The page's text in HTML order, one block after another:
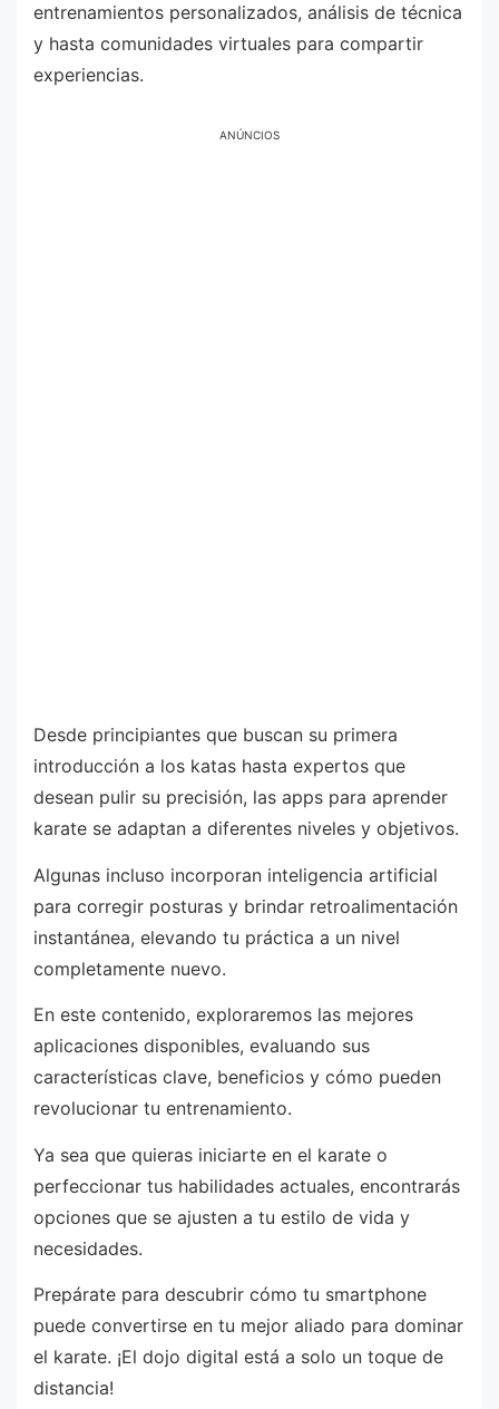
entrenamientos personalizados, análisis de técnica
y hasta comunidades virtuales para compartir
experiencias.
ANÚNCIOS
Desde principiantes que buscan su primera
introducción a los katas hasta expertos que
desean pulir su precisión, las apps para aprender
karate se adaptan a diferentes niveles y objetivos.
Algunas incluso incorporan inteligencia artificial
para corregir posturas y brindar retroalimentación
instantánea, elevando tu práctica a un nivel
completamente nuevo.
En este contenido, exploraremos las mejores
aplicaciones disponibles, evaluando sus
características clave, beneficios y cómo pueden
revolucionar tu entrenamiento.
Ya sea que quieras iniciarte en el karate o
perfeccionar tus habilidades actuales, encontrarás
opciones que se ajusten a tu estilo de vida y
necesidades.
Prepárate para descubrir cómo tu smartphone
puede convertirse en tu mejor aliado para dominar
el karate. ¡El dojo digital está a solo un toque de
distancia!